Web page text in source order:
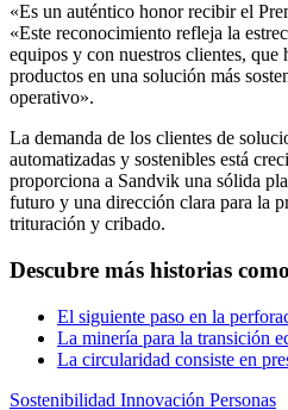
«Es un auténtico honor recibir el
«Este reconocimiento refleja la
equipos y con nuestros clientes, que
productos en una solución más
operativo».
La demanda de los clientes de
automatizadas y sostenibles está
proporciona a Sandvik una sólida
futuro y una dirección clara para la
trituración y cribado.
Descubre más historias
El siguiente paso en la
La minería para la transición
La circularidad consiste en
Sostenibilidad Innovación Personas